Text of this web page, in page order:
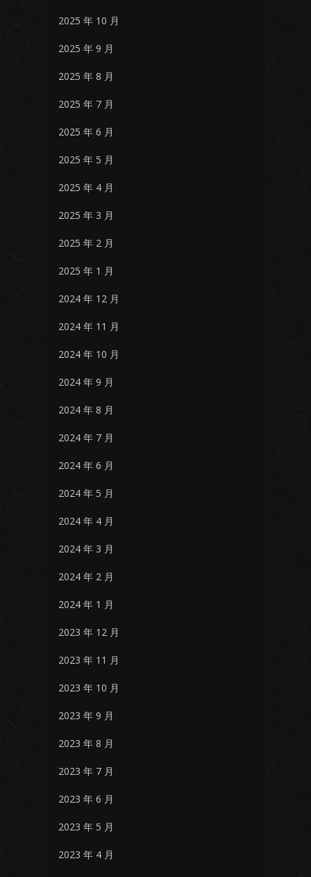
2025 年 10 月
2025 年 9 月
2025 年 8 月
2025 年 7 月
2025 年 6 月
2025 年 5 月
2025 年 4 月
2025 年 3 月
2025 年 2 月
2025 年 1 月
2024 年 12 月
2024 年 11 月
2024 年 10 月
2024 年 9 月
2024 年 8 月
2024 年 7 月
2024 年 6 月
2024 年 5 月
2024 年 4 月
2024 年 3 月
2024 年 2 月
2024 年 1 月
2023 年 12 月
2023 年 11 月
2023 年 10 月
2023 年 9 月
2023 年 8 月
2023 年 7 月
2023 年 6 月
2023 年 5 月
2023 年 4 月